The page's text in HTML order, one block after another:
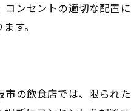
ンセントの適切な配置に
す。
の飲食店では、限られ